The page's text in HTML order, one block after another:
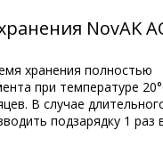
NovAK
хранения полностью
при температуре
В случае
подзарядку 1 раз